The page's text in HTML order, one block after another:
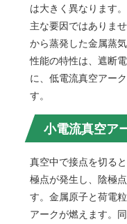
は大きく異なります
主な要因ではありま
から蒸発した金属蒸
性能の特性は、遮断
に、低電流真空アー
す。
小電流真空ア
真空中で接点を切る
極点が発生し、陰極
す。金属原子と荷電
アークが燃えます。